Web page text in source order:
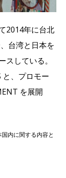
2014年に台北
台湾と日本を
している。
と、プロモー
を展開
内に関する内容と